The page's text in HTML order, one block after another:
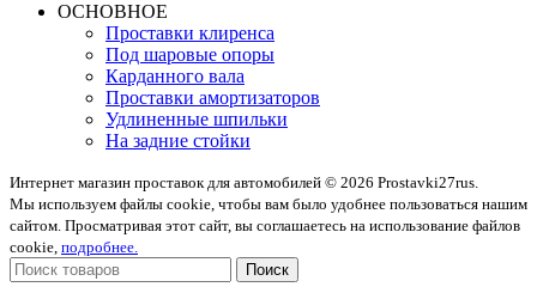
ОСНОВНОЕ
Проставки клиренса
Под шаровые опоры
Карданного вала
Проставки амортизаторов
Удлиненные шпильки
На задние стойки
Интернет магазин проставок для автомобилей © 2026 Prostavki27rus.
Мы используем файлы cookie, чтобы вам было удобнее пользоваться нашим
сайтом. Просматривая этот сайт, вы соглашаетесь на использование файлов
cookie, подробнее.
Поиск